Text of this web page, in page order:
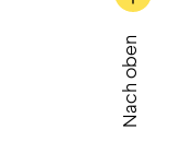
Nach oben